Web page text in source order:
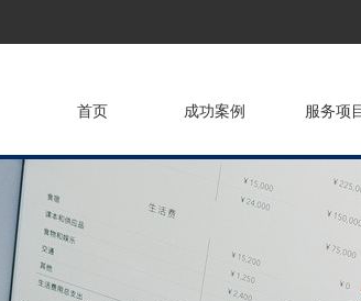
首页 成功案例 服务项